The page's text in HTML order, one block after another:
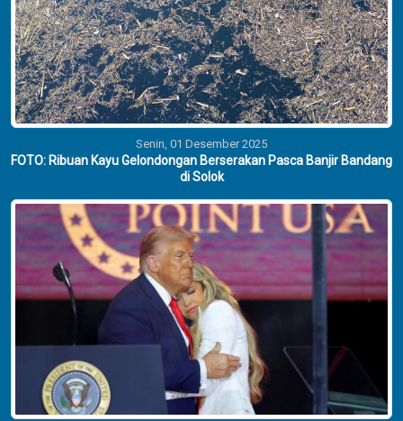
Senin, 01 Desember 2025
FOTO: Ribuan Kayu Gelondongan Berserakan Pasca Banjir Bandang
di Solok